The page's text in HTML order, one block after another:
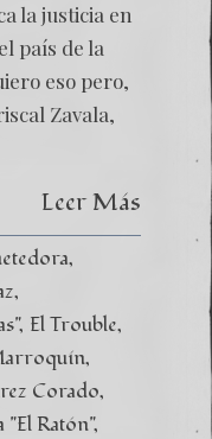
la justicia en
país de la
eso pero,
Zavala,
Leer Más
El Trouble
Corado
"El Ratón"